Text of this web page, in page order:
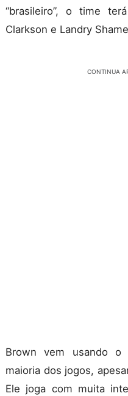
“brasileiro”, o time
Clarkson e Landry
CONTINUA
Brown vem usando o
maioria dos jogos,
Ele joga com muita